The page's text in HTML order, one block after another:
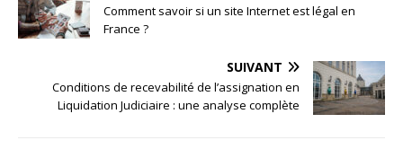
Comment savoir si un site Internet est légal en
France ?
SUIVANT
Conditions de recevabilité de l’assignation en
Liquidation Judiciaire : une analyse complète